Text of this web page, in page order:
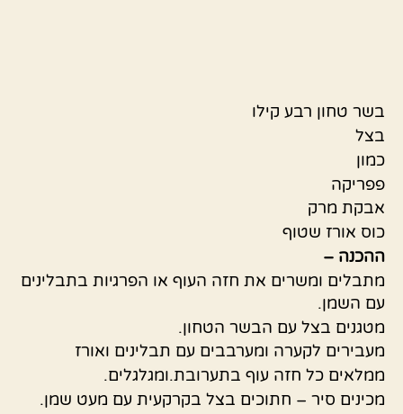
בשר טחון רבע קילו
בצל
כמון
פפריקה
אבקת מרק
כוס אורז שטוף
ההכנה –
מתבלים ומשרים את חזה העוף או הפרגיות בתבלינים
עם השמן.
מטגנים בצל עם הבשר הטחון.
מעבירים לקערה ומערבבים עם תבלינים ואורז
ממלאים כל חזה עוף בתערובת.ומגלגלים.
מכינים סיר – חתוכים בצל בקרקעית עם מעט שמן.